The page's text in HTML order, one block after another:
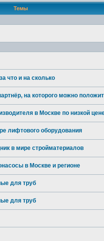
Темы
что и на сколько
на которого можно
в Москве по низкой
лифтового оборудования
в мире стройматериалов
в Москве и регионе
для труб
для труб